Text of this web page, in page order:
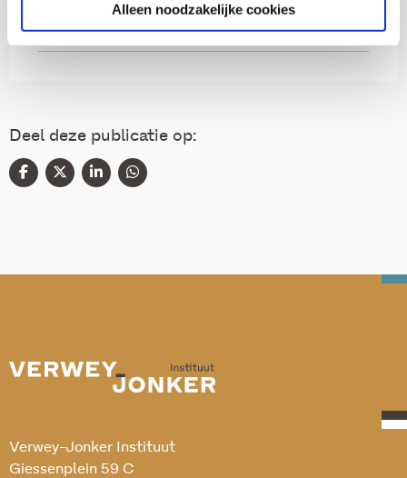
Alleen noodzakelijke cookies
Gezondheid en zorg
Deel deze publicatie op:
Verwey-Jonker Instituut
Giessenplein 59 C